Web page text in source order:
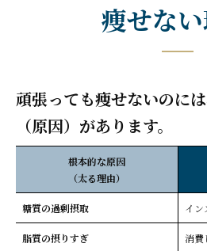
痩せな
頑張っても痩せないのに
（原因）があります。
根本的な原因
（太る理由）
糖質の過剰摂取 イン
脂質の摂りすぎ 消費